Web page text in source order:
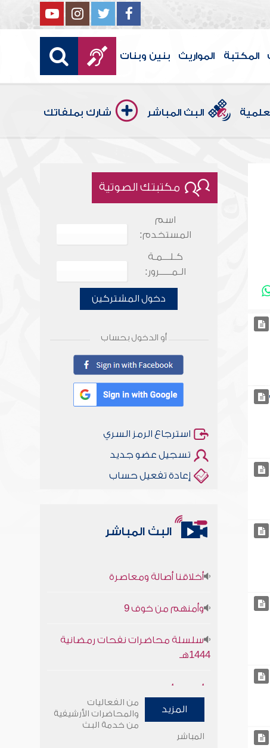
المكتبة المواريث بنين وبنات
البث المباشر شارك بملفاتك
مكتبتك الصوتية
اسم
المستخدم:
كـلـــمـة
الـمـــــرور:
دخول المشتركين
أو الدخول بحساب
استرجاع الرمز السري
تسجيل عضو جديد
إعادة تفعيل حساب
البث المباشر
1444هـ
وأمنهم من خوف 9
سلسلة محاضرات نفحات رمضانية
المزيد
من الفعاليات
والمحاضرات الأرشيفية
من خدمة البث
المباشر